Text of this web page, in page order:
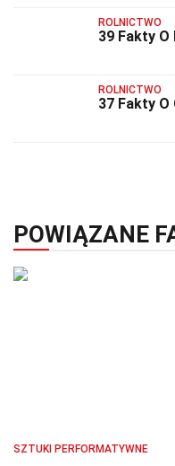
ROLNICTWO
39 Fakty
ROLNICTWO
37 Fakty O
POWIĄZANE
SZTUKI PERFORMATYWNE